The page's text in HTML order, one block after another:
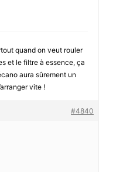
quand on veut rouler
et le filtre à essence, ça
aura sûrement un
vite !
#4840